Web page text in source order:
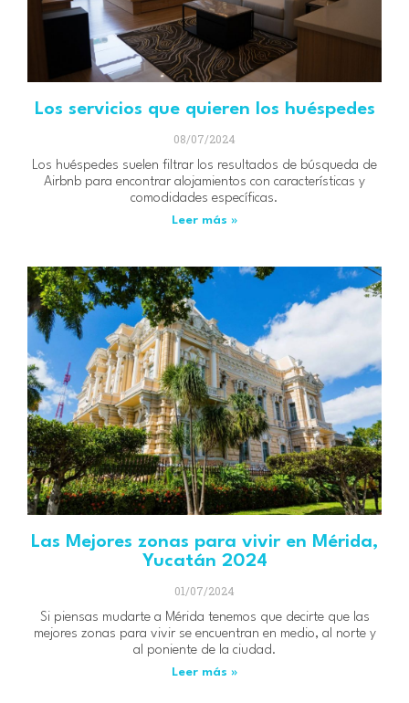
Los servicios que quieren los huéspedes
08/07/2024
Los huéspedes suelen filtrar los resultados de búsqueda de
Airbnb para encontrar alojamientos con características y
comodidades específicas.
Leer más »
Las Mejores zonas para vivir en Mérida,
Yucatán 2024
01/07/2024
Si piensas mudarte a Mérida tenemos que decirte que las
mejores zonas para vivir se encuentran en medio, al norte y
al poniente de la ciudad.
Leer más »